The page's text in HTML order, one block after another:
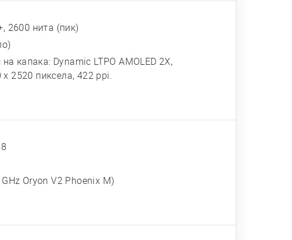
2600 нита (пик)
капака: Dynamic LTPO AMOLED 2X,
2520 пиксела, 422 ppi.
Oryon V2 Phoenix M)